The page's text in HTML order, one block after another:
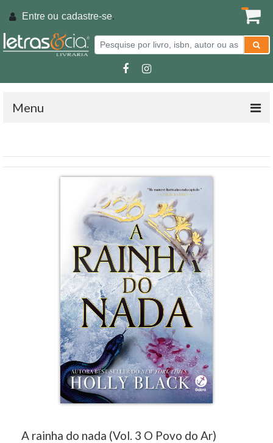
Entre ou cadastre-se.
Menu
A rainha do nada (Vol. 3 O Povo do Ar)